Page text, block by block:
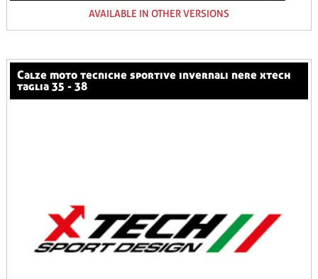
AVAILABLE IN OTHER VERSIONS
calze moto tecniche sportive invernali nere xtech
taglia 35 - 38